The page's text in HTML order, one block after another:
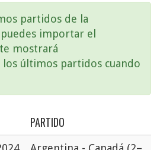
partidos de la
importar el
mostrará
últimos partidos cuando
PARTIDO